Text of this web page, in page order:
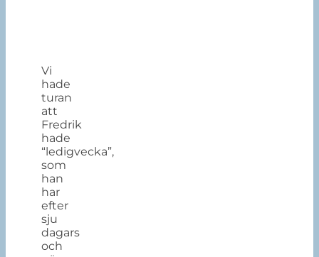
Vi
hade
turan
att
Fredrik
hade
“ledigvecka”,
som
han
har
efter
sju
dagars
och